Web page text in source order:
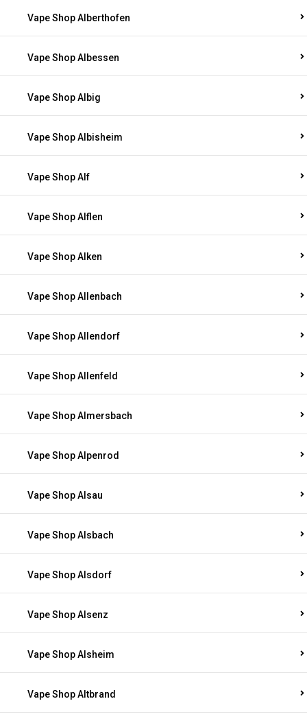
Vape Shop Alberthofen
Vape Shop Albessen
Vape Shop Albig
Vape Shop Albisheim
Vape Shop Alf
Vape Shop Alflen
Vape Shop Alken
Vape Shop Allenbach
Vape Shop Allendorf
Vape Shop Allenfeld
Vape Shop Almersbach
Vape Shop Alpenrod
Vape Shop Alsau
Vape Shop Alsbach
Vape Shop Alsdorf
Vape Shop Alsenz
Vape Shop Alsheim
Vape Shop Altbrand